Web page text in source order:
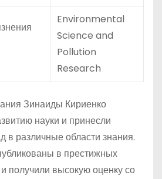
Environmental
Science and
Pollution
Research
Зинаиды Кириенко
науки и принесли
в различные области знания.
в престижных
получили высокую оценку со